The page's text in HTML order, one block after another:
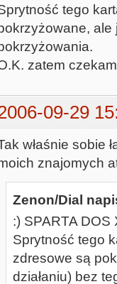
tego
ale
zatem
09-29
właśnie sobie
znajomych
Zenon/Dial
:) SPARTA
Sprytność tego
zdresowe są
działaniu) bez